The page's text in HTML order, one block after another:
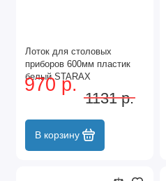
Лоток для столовых
приборов 600мм пластик
белый STARAX
970 р.
1131 р.
В корзину